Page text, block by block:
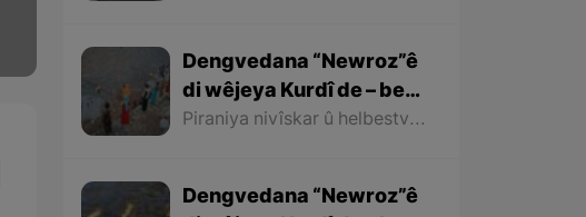
Dengvedana “Newroz”ê
di wêjeya Kurdî de – beşa
dawî
Piraniya nivîskar û helbestvanên Kurd di helbest û deqên xwe de behsa Newrozê kirine ku ji ber nebûna derfetê em ê tenê îşareyê bi çend mînak ji helbestên wan bikin. Di dawiyê de ez dixwazim bibêjim ku helbestvanên wek “Muxlîs, Ewnî, Hejar, Zarî, Elî Heseniyanî, Jîla Huseynî, Mihemed Salih Dîlan, Esîrî, Nasir Axabira, Celal Melekşa, Şêrko Bêkes û Ebdulah Paşêw” û hwd, di çend helbestên xwe de behsa Newrozê kirine û bal kişandine ser Kurdistanîbûna Newrozê.
Dengvedana “Newroz”ê